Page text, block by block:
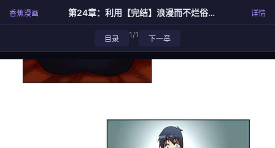
香蕉漫画 第24章：利用【完结】浪漫而不烂俗的高级文案 详情
目录 1/1 下一章